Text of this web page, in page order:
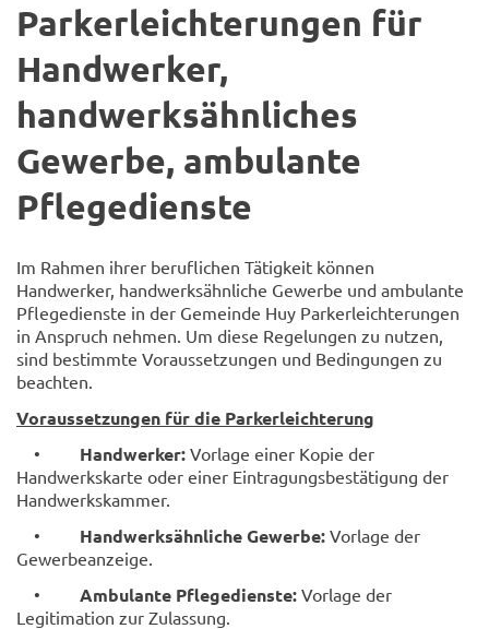
Parkerleichterungen für
Handwerker,
handwerksähnliches
Gewerbe, ambulante
Pflegedienste
Im Rahmen ihrer beruflichen Tätigkeit können
Handwerker, handwerksähnliche Gewerbe und ambulante
Pflegedienste in der Gemeinde Huy Parkerleichterungen
in Anspruch nehmen. Um diese Regelungen zu nutzen,
sind bestimmte Voraussetzungen und Bedingungen zu
beachten.
Voraussetzungen für die Parkerleichterung
• Handwerker: Vorlage einer Kopie der
Handwerkskarte oder einer Eintragungsbestätigung der
Handwerkskammer.
• Handwerksähnliche Gewerbe: Vorlage der
Gewerbeanzeige.
• Ambulante Pflegedienste: Vorlage der
Legitimation zur Zulassung.